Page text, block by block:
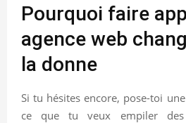
Pourquoi faire
agence web
la donne
Si tu hésites encore, pose-toi
ce que tu veux empiler des